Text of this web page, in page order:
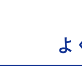
よ